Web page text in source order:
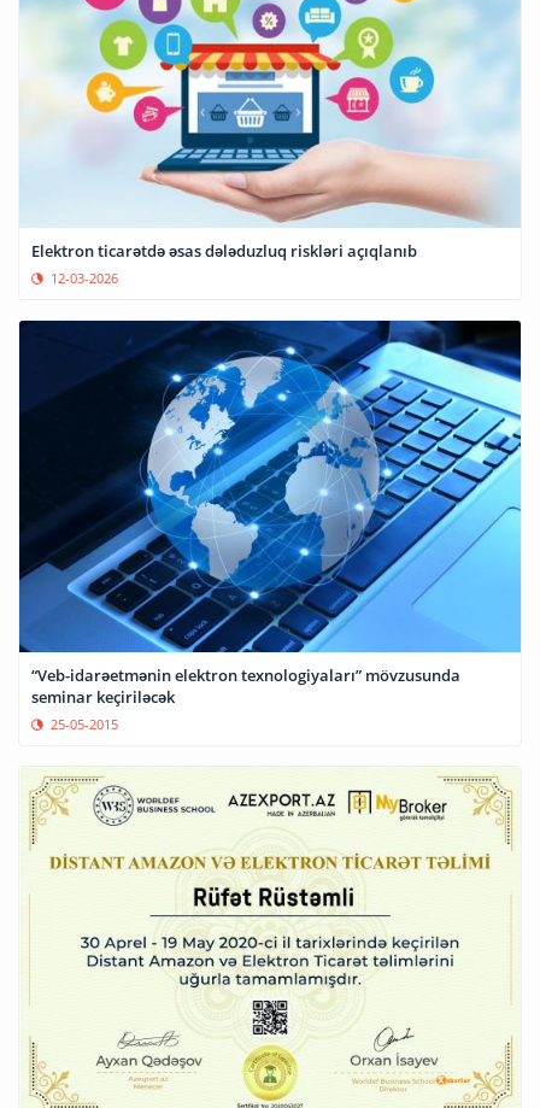
Elektron ticarətdə əsas dələduzluq riskləri açıqlanıb
12-03-2026
“Veb-idarəetmənin elektron texnologiyaları” mövzusunda
seminar keçiriləcək
25-05-2015